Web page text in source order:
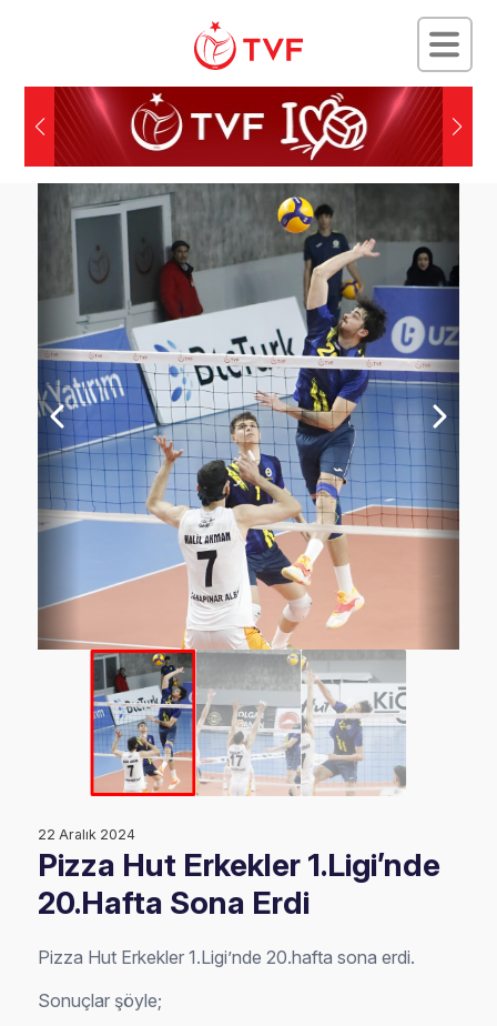
22 Aralık 2024
Pizza Hut Erkekler 1.Ligi’nde
20.Hafta Sona Erdi
Pizza Hut Erkekler 1.Ligi’nde 20.hafta sona erdi.
Sonuçlar şöyle;